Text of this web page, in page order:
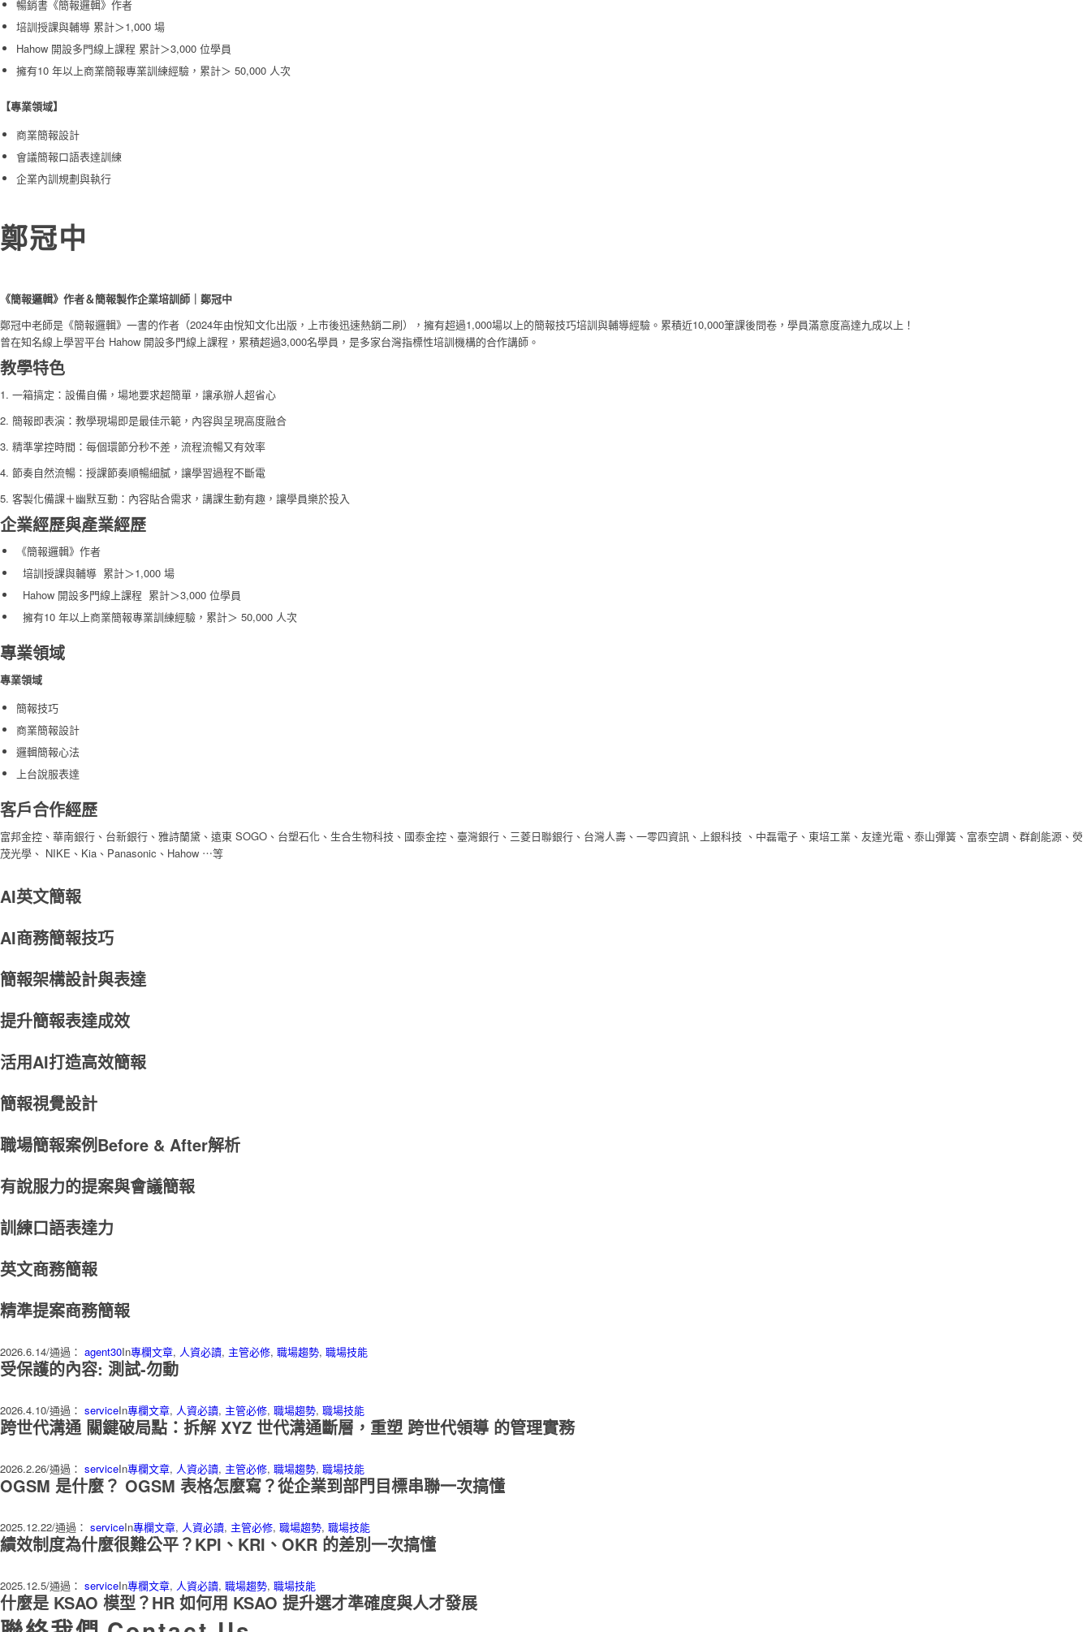
暢銷書《簡報邏輯》作者
培訓授課與輔導 累計＞1,000 場
Hahow 開設多門線上課程 累計＞3,000 位學員
擁有10 年以上商業簡報專業訓練經驗，累計＞ 50,000 人次
【專業領域】
商業簡報設計
會議簡報口語表達訓練
企業內訓規劃與執行
鄭冠中
《簡報邏輯》作者＆簡報製作企業培訓師｜鄭冠中
鄭冠中老師是《簡報邏輯》一書的作者（2024年由悅知文化出版，上市後迅速熱銷二刷），擁有超過1,000場以上的簡報技巧培訓與輔導經驗。累積近10,000筆課後問卷，學員滿意度高達九成以上！
曾在知名線上學習平台 Hahow 開設多門線上課程，累積超過3,000名學員，是多家台灣指標性培訓機構的合作講師。
教學特色
1. 一箱搞定：設備自備，場地要求超簡單，讓承辦人超省心
2. 簡報即表演：教學現場即是最佳示範，內容與呈現高度融合
3. 精準掌控時間：每個環節分秒不差，流程流暢又有效率
4. 節奏自然流暢：授課節奏順暢細膩，讓學習過程不斷電
5. 客製化備課＋幽默互動：內容貼合需求，講課生動有趣，讓學員樂於投入
企業經歷與產業經歷
《簡報邏輯》作者
培訓授課與輔導 累計＞1,000 場
Hahow 開設多門線上課程 累計＞3,000 位學員
擁有10 年以上商業簡報專業訓練經驗，累計＞ 50,000 人次
專業領域
專業領域
簡報技巧
商業簡報設計
邏輯簡報心法
上台說服表達
客戶合作經歷
富邦金控、華南銀行、台新銀行、雅詩蘭黛、遠東 SOGO、台塑石化、生合生物科技、國泰金控、臺灣銀行、三菱日聯銀行、台灣人壽、一零四資訊、上銀科技 、中磊電子、東培工業、友達光電、泰山彈簧、富泰空調、群創能源、熒
茂光學、 NIKE、Kia、Panasonic、Hahow ⋯等
AI英文簡報
AI商務簡報技巧
簡報架構設計與表達
提升簡報表達成效
活用AI打造高效簡報
簡報視覺設計
職場簡報案例Before & After解析
有說服力的提案與會議簡報
訓練口語表達力
英文商務簡報
精準提案商務簡報
2026.6.14/通過： agent30In專欄文章, 人資必讀, 主管必修, 職場趨勢, 職場技能
受保護的內容: 測試-勿動
2026.4.10/通過： serviceIn專欄文章, 人資必讀, 主管必修, 職場趨勢, 職場技能
跨世代溝通 關鍵破局點：拆解 XYZ 世代溝通斷層，重塑 跨世代領導 的管理實務
2026.2.26/通過： serviceIn專欄文章, 人資必讀, 主管必修, 職場趨勢, 職場技能
OGSM 是什麼？ OGSM 表格怎麼寫？從企業到部門目標串聯一次搞懂
2025.12.22/通過： serviceIn專欄文章, 人資必讀, 主管必修, 職場趨勢, 職場技能
績效制度為什麼很難公平？KPI、KRI、OKR 的差別一次搞懂
2025.12.5/通過： serviceIn專欄文章, 人資必讀, 職場趨勢, 職場技能
什麼是 KSAO 模型？HR 如何用 KSAO 提升選才準確度與人才發展